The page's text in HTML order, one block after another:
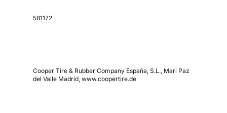
581172
Cooper Tire & Rubber Company España, S.L., Mari Paz
del Valle Madrid, www.coopertire.de